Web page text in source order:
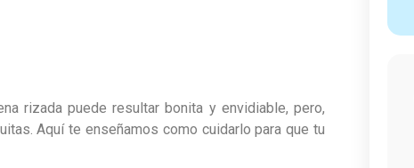
rizada puede resultar bonita y envidiable, pero,
Aquí te enseñamos como cuidarlo para que tu